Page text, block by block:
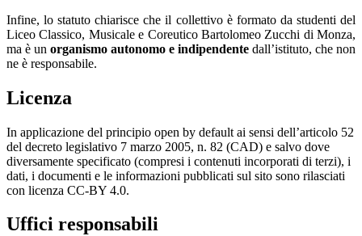
Infine, lo statuto chiarisce che il collettivo è formato da studenti del
Liceo Classico, Musicale e Coreutico Bartolomeo Zucchi di Monza,
ma è un organismo autonomo e indipendente dall’istituto, che non
ne è responsabile.
Licenza
In applicazione del principio open by default ai sensi dell’articolo 52
del decreto legislativo 7 marzo 2005, n. 82 (CAD) e salvo dove
diversamente specificato (compresi i contenuti incorporati di terzi), i
dati, i documenti e le informazioni pubblicati sul sito sono rilasciati
con licenza CC-BY 4.0.
Uffici responsabili